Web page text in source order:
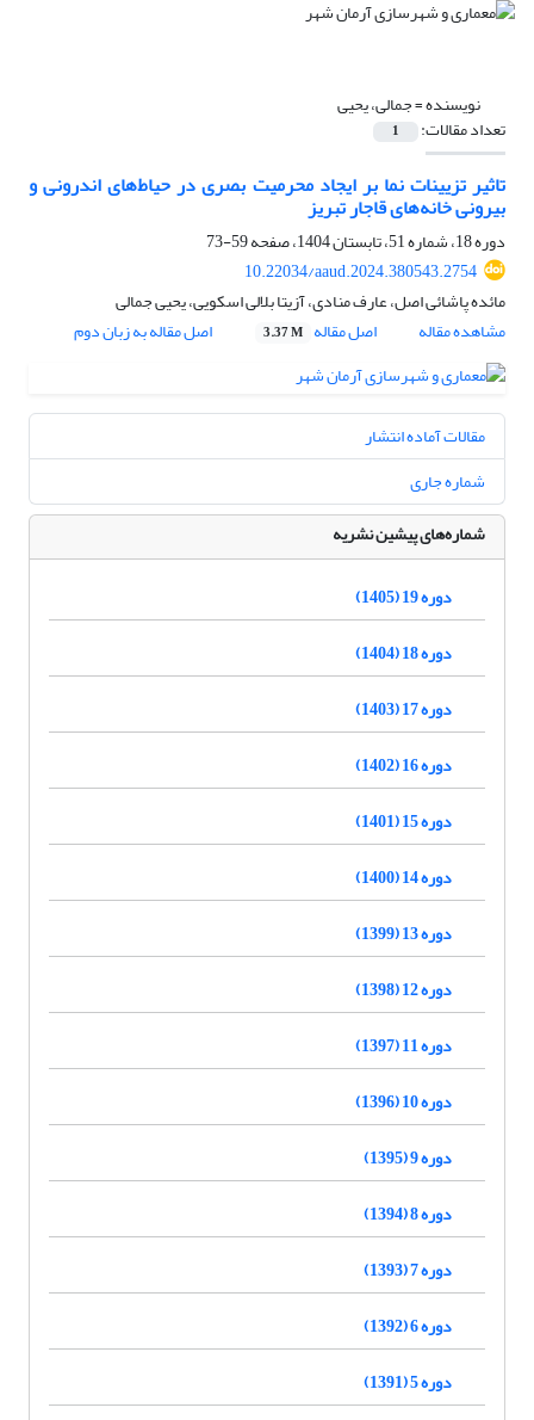
نویسنده =جمالی، یحیی
تعداد مقالات: 1
تاثیر تزیینات نما بر ایجاد محرمیت بصری در حیاط‌های اندرونی و
بیرونی خانه‌های قاجار تبریز
دوره 18، شماره 51، تابستان 1404، صفحه
59-73
10.22034/aaud.2024.380543.2754
مائده پاشائی اصل، عارف منادی، آزیتا بلالی اسکویی، یحیی جمالی
مشاهده مقاله
اصل مقاله 3.37 M اصل مقاله به زبان دوم
مقالات آماده انتشار
شماره جاری
شماره‌های پیشین نشریه
دوره 19 (1405)
دوره 18 (1404)
دوره 17 (1403)
دوره 16 (1402)
دوره 15 (1401)
دوره 14 (1400)
دوره 13 (1399)
دوره 12 (1398)
دوره 11 (1397)
دوره 10 (1396)
دوره 9 (1395)
دوره 8 (1394)
دوره 7 (1393)
دوره 6 (1392)
دوره 5 (1391)